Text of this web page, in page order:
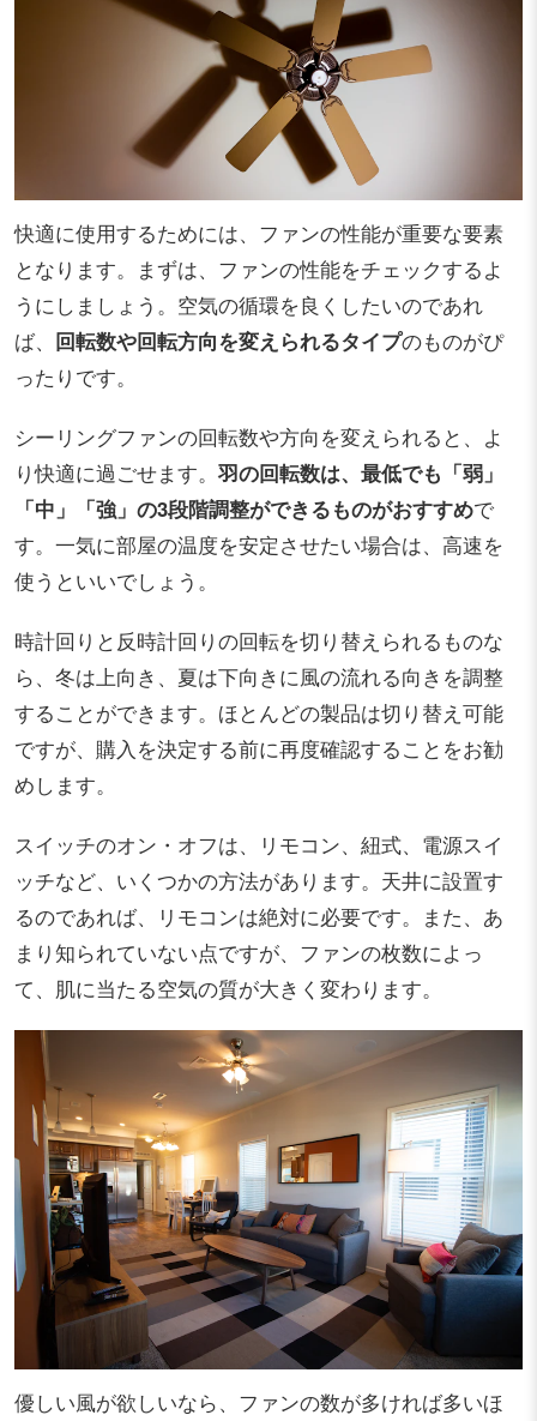
快適に使用するためには、ファンの性能が重要な要素
となります。まずは、ファンの性能をチェックするよ
うにしましょう。空気の循環を良くしたいのであれ
ば、 回転数や回転方向を変えられるタイプのものがぴ
ったりです。
シーリングファンの回転数や方向を変えられると、よ
り快適に過ごせます。 羽の回転数は、最低でも「弱」
「中」「強」の3段階調整ができるものがおすすめで
す。一気に部屋の温度を安定させたい場合は、高速を
使うといいでしょう。
時計回りと反時計回りの回転を切り替えられるものな
ら、冬は上向き、夏は下向きに風の流れる向きを調整
することができます。ほとんどの製品は切り替え可能
ですが、購入を決定する前に再度確認することをお勧
めします。
スイッチのオン・オフは、リモコン、紐式、電源スイ
ッチなど、いくつかの方法があります。天井に設置す
るのであれば、リモコンは絶対に必要です。また、あ
まり知られていない点ですが、ファンの枚数によっ
て、肌に当たる空気の質が大きく変わります。
優しい風が欲しいなら、ファンの数が多ければ多いほ